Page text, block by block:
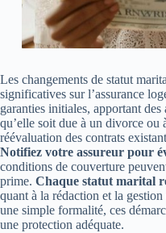
Les changements de statut
significatives sur l’assurance
garanties initiales, apportant
qu’elle soit due à un divorce ou
réévaluation des contrats
Notifiez votre assureur pour
conditions de couverture
prime. Chaque statut marital
quant à la rédaction et la gestion
une simple formalité, ces
une protection adéquate.